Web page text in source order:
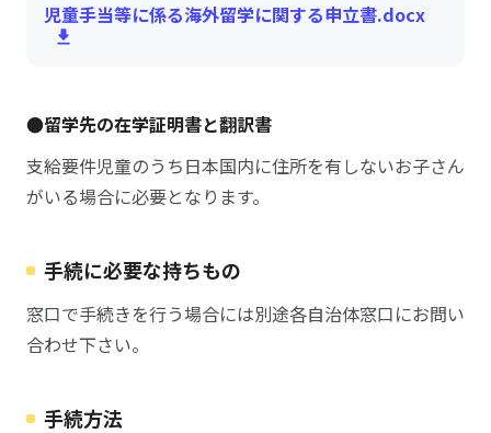
児童手当等に係る海外留学に関する申立書.docx
●留学先の在学証明書と翻訳書
支給要件児童のうち日本国内に住所を有しないお子さん
がいる場合に必要となります。
手続に必要な持ちもの
窓口で手続きを行う場合には別途各自治体窓口にお問い
合わせ下さい。
手続方法